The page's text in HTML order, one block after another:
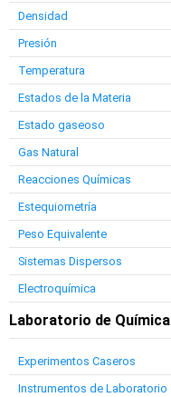
Densidad
Presión
Temperatura
Estados de la Materia
Estado gaseoso
Gas Natural
Reacciones Químicas
Estequiometría
Peso Equivalente
Sistemas Dispersos
Electroquímica
Laboratorio de Química
Experimentos Caseros
Instrumentos de Laboratorio